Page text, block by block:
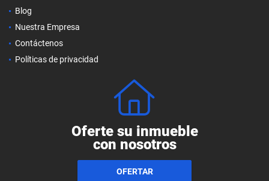
Blog
Nuestra Empresa
Contáctenos
Políticas de privacidad
Oferte su inmueble
con nosotros
OFERTAR